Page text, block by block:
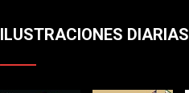
ILUSTRACIONES DIARIAS